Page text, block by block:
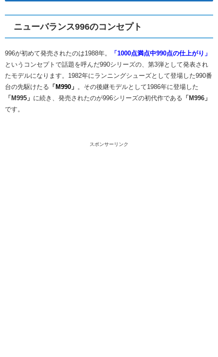
ニューバランス996のコンセプト
996が初めて発売されたのは1988年。
「1000点満点中990点の仕上がり」
というコンセプトで話題を呼んだ990シリーズの、第3弾として発表され
たモデルになります。1982年にランニングシューズとして登場した990番
台の先駆けたる 「M990」
。その後継モデルとして1986年に登場した
「M995」 に続き、発売されたのが996シリーズの初代作である 「M996」
です。
スポンサーリンク